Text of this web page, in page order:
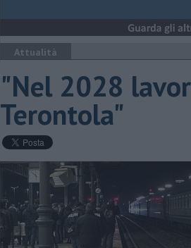
Attualità
"Nel 2028
Terontola"